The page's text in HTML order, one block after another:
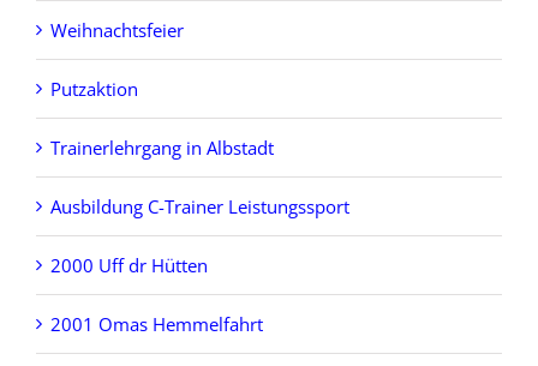
Weihnachtsfeier
Putzaktion
Trainerlehrgang in Albstadt
Ausbildung C-Trainer Leistungssport
2000 Uff dr Hütten
2001 Omas Hemmelfahrt